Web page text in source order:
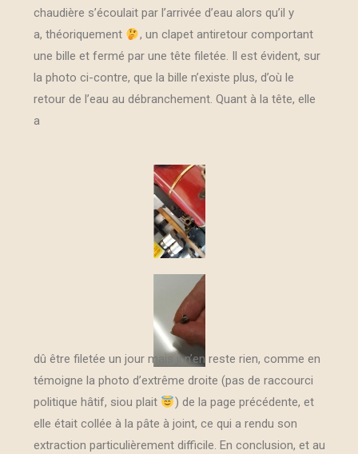
chaudière s’écoulait par l’arrivée d’eau alors qu’il y
a, théoriquement
, un clapet antiretour comportant
une bille et fermé par une tête filetée. Il est évident, sur
la photo ci-contre, que la bille n’existe plus, d’où le
retour de l’eau au débranchement. Quant à la tête, elle
a
dû être filetée un jour mais il n’en reste rien, comme en
témoigne la photo d’extrême droite (pas de raccourci
politique hâtif, siou plait
) de la page précédente, et
elle était collée à la pâte à joint, ce qui a rendu son
extraction particulièrement difficile. En conclusion, et au